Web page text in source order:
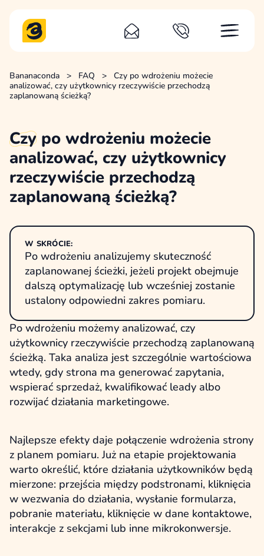
Bananaconda > FAQ >
Czy po wdrożeniu możecie
analizować, czy użytkownicy rzeczywiście przechodzą
zaplanowaną ścieżką?
Czy po wdrożeniu możecie
analizować, czy użytkownicy
rzeczywiście przechodzą
zaplanowaną ścieżką?
W SKRÓCIE:
Po wdrożeniu analizujemy skuteczność
zaplanowanej ścieżki, jeżeli projekt obejmuje
dalszą optymalizację lub wcześniej zostanie
ustalony odpowiedni zakres pomiaru.
Po wdrożeniu możemy analizować, czy
użytkownicy rzeczywiście przechodzą zaplanowaną
ścieżką. Taka analiza jest szczególnie wartościowa
wtedy, gdy strona ma generować zapytania,
wspierać sprzedaż, kwalifikować leady albo
rozwijać działania marketingowe.
Najlepsze efekty daje połączenie wdrożenia strony
z planem pomiaru. Już na etapie projektowania
warto określić, które działania użytkowników będą
mierzone: przejścia między podstronami, kliknięcia
w wezwania do działania, wysłanie formularza,
pobranie materiału, kliknięcie w dane kontaktowe,
interakcje z sekcjami lub inne mikrokonwersje.